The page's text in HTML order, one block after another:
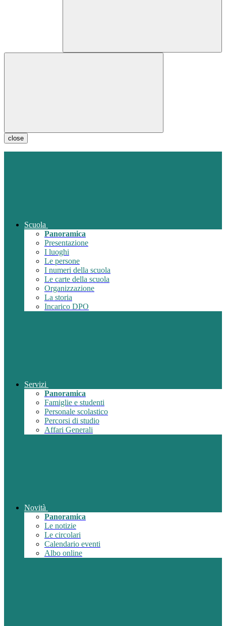
close
Scuola
Panoramica
Presentazione
I luoghi
Le persone
I numeri della scuola
Le carte della scuola
Organizzazione
La storia
Incarico DPO
Servizi
Panoramica
Famiglie e studenti
Personale scolastico
Percorsi di studio
Affari Generali
Novità
Panoramica
Le notizie
Le circolari
Calendario eventi
Albo online